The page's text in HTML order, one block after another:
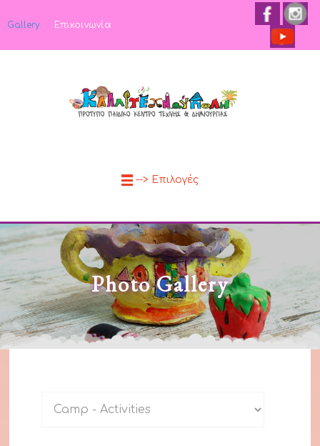
Gallery Επικοινωνία
--> Επιλογές
Photo Gallery